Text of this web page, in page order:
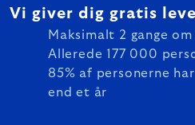
Vi giver dig gratis
Maksimalt 2 gange om
Allerede 177 000
85% af personerne
end et år